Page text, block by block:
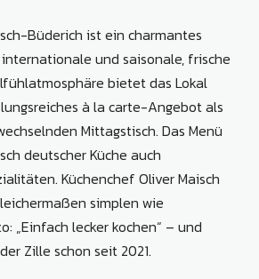
Büderich ist ein charmantes
und saisonale, frische
bietet das Lokal
à la carte-Angebot als
Mittagstisch. Das Menü
deutscher Küche auch
Küchenchef Oliver Maisch
simplen wie
„Einfach lecker kochen“ – und
Zille schon seit 2021.